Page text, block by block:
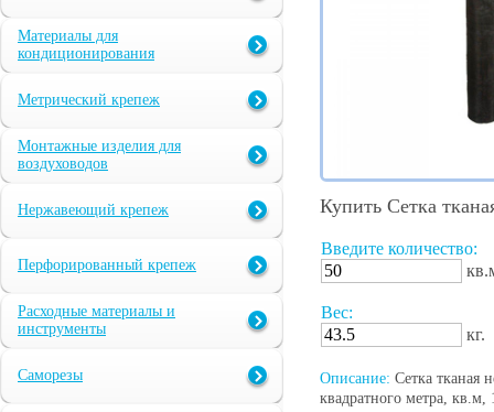
Материалы для
кондиционирования
Метрический крепеж
Монтажные изделия для
воздуховодов
Нержавеющий крепеж
Перфорированный крепеж
Расходные материалы и
инструменты
Саморезы
Купить Сетка
Введите количество:
Вес:
кг.
Описание: Сетка тканая
квадратного метра, кв.м,